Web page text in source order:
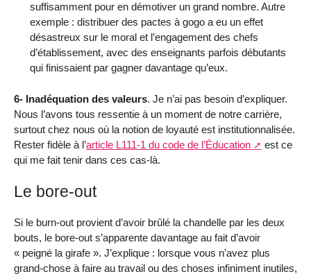
suffisamment pour en démotiver un grand nombre. Autre
exemple : distribuer des pactes à gogo a eu un effet
désastreux sur le moral et l’engagement des chefs
d’établissement, avec des enseignants parfois débutants
qui finissaient par gagner davantage qu’eux.
6- Inadéquation des valeurs. Je n’ai pas besoin d’expliquer.
Nous l’avons tous ressentie à un moment de notre carrière,
surtout chez nous où la notion de loyauté est institutionnalisée.
Rester fidèle à l’article L111-1 du code de l’Éducation
est ce
qui me fait tenir dans ces cas-là.
Le bore-out
Si le burn-out provient d’avoir brûlé la chandelle par les deux
bouts, le bore-out s’apparente davantage au fait d’avoir
« peigné la girafe ». J’explique : lorsque vous n’avez plus
grand-chose à faire au travail ou des choses infiniment inutiles,